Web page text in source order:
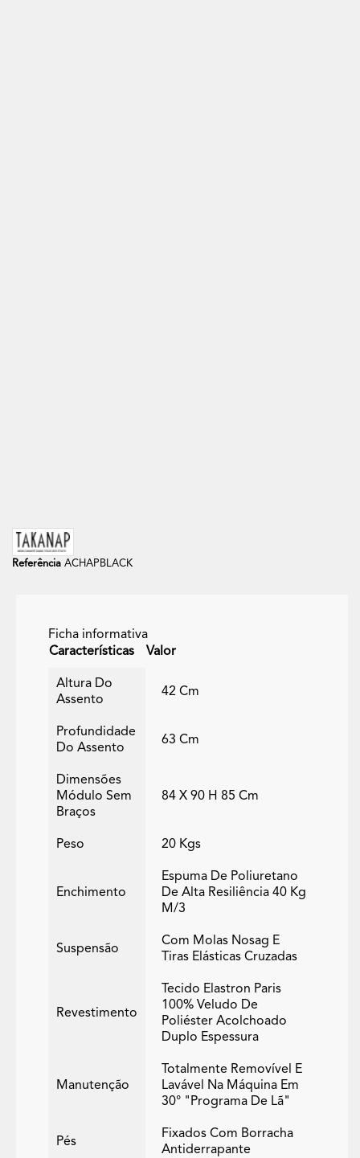
Referência ACHAPBLACK
Ficha informativa
Características
Valor
Altura Do
Assento
42 Cm
Profundidade
Do Assento
63 Cm
Dimensões
Módulo Sem
Braços
84 X 90 H 85 Cm
Peso 20 Kgs
Enchimento
Espuma De Poliuretano
De Alta Resiliência 40 Kg
M/3
Suspensão
Com Molas Nosag E
Tiras Elásticas Cruzadas
Revestimento
Tecido Elastron Paris
100% Veludo De
Poliéster Acolchoado
Duplo Espessura
Manutenção
Totalmente Removível E
Lavável Na Máquina Em
30° "programa De Lã"
Pés
Fixados Com Borracha
Antiderrapante